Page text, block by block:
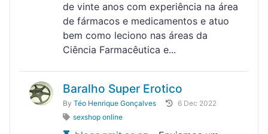
de vinte anos com experiência na área
de fármacos e medicamentos e atuo
bem como leciono nas áreas da
Ciência Farmacêutica e...
Baralho Super Erotico
By Téo Henrique Gonçalves
6 Dec 2022
sexshop online